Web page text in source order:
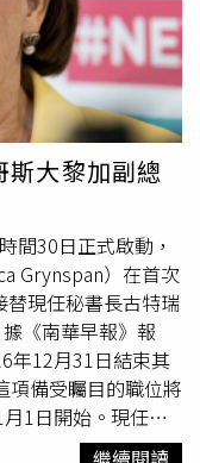
文表達關懷，民間亦
支持日本災區。針對
高雄市長陳其邁表
上下都相當忙碌，
結是否出現在感謝名
時互相扶持，台灣
協助，本就是應盡
ETtoday新聞雲》
授李世暉則認為，
，美中高層預計今
動關係的重要時
加審慎，高市政府
交考量，避免在敏
變數。不過，他強
立場。李世暉指
來最重要的一次危機
存「祖先留下的遺
。該國未來的簡稱將
將被稱為「瑙埃羅
國際組織以及其他
過渡程序也已經展
民時期。當時島上
以發音而被改名，
志帝國併吞，二戰
戰後則由澳洲、紐
國。諾魯是全球第3
City）與摩納哥公國
人。值得注意的
埃羅語」（dorerin
織（UNESCO）列
）語言。雖然該語
學校正式教育體系。
斯大黎加副總
間30日正式啟動，
Grynspan）在首次
現任秘書長古特瑞
《南華早報》報
年12月31日結束其
項備受矚目的職位將
1日開始。現任聯
）。（圖／達志／